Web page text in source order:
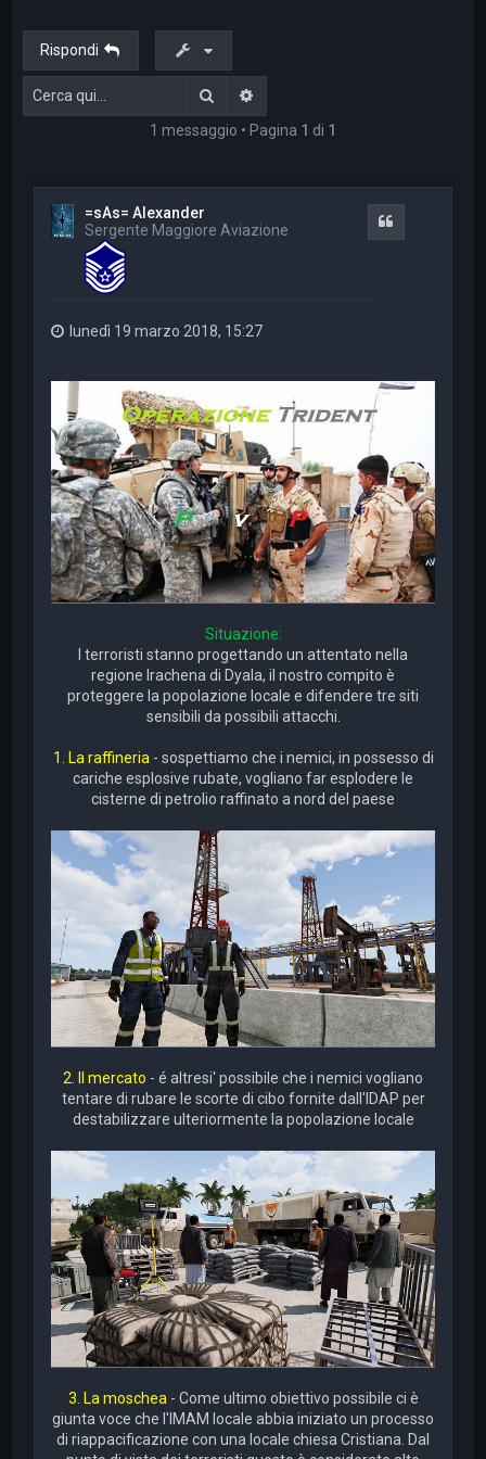
Rispondi
Cerca
1 messaggio • Pagina 1 di 1
=sAs= Alexander
Sergente Maggiore Aviazione
lunedì 19 marzo 2018, 15:27
Situazione:
I terroristi stanno progettando un attentato nella
regione Irachena di Dyala, il nostro compito è
proteggere la popolazione locale e difendere tre siti
sensibili da possibili attacchi.
1. La raffineria - sospettiamo che i nemici, in possesso di
cariche esplosive rubate, vogliano far esplodere le
cisterne di petrolio raffinato a nord del paese
2. Il mercato - é altresi' possibile che i nemici vogliano
tentare di rubare le scorte di cibo fornite dall'IDAP per
destabilizzare ulteriormente la popolazione locale
3. La moschea - Come ultimo obiettivo possibile ci è
giunta voce che l'IMAM locale abbia iniziato un processo
di riappacificazione con una locale chiesa Cristiana. Dal